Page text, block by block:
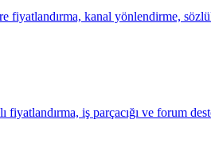
fiyatlandırma, kanal yönlendirme,
iş parçacığı ve forum